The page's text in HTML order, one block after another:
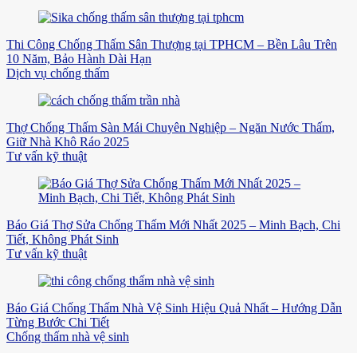
Thi Công Chống Thấm Sân Thượng tại TPHCM – Bền Lâu Trên
10 Năm, Bảo Hành Dài Hạn
Dịch vụ chống thấm
Thợ Chống Thấm Sàn Mái Chuyên Nghiệp – Ngăn Nước Thấm,
Giữ Nhà Khô Ráo 2025
Tư vấn kỹ thuật
Báo Giá Thợ Sửa Chống Thấm Mới Nhất 2025 – Minh Bạch, Chi
Tiết, Không Phát Sinh
Tư vấn kỹ thuật
Báo Giá Chống Thấm Nhà Vệ Sinh Hiệu Quả Nhất – Hướng Dẫn
Từng Bước Chi Tiết
Chống thấm nhà vệ sinh